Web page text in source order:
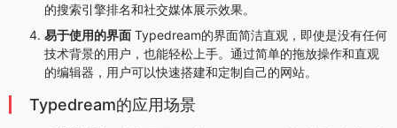
的搜索引擎排名和社交媒体展示效果。
易于使用的界面 Typedream的界面简洁直观，即使是没有任何
技术背景的用户，也能轻松上手。通过简单的拖放操作和直观
的编辑器，用户可以快速搭建和定制自己的网站。
Typedream的应用场景